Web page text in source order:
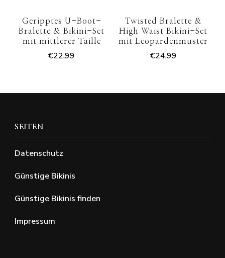
Geripptes U-Boot-
Bralette & Bikini-Set
mit mittlerer Taille
€22.99
Twisted Bralette &
High Waist Bikini-Set
mit Leopardenmuster
€24.99
SEITEN
Datenschutz
Günstige Bikinis
Günstige Bikinis finden
Impressum